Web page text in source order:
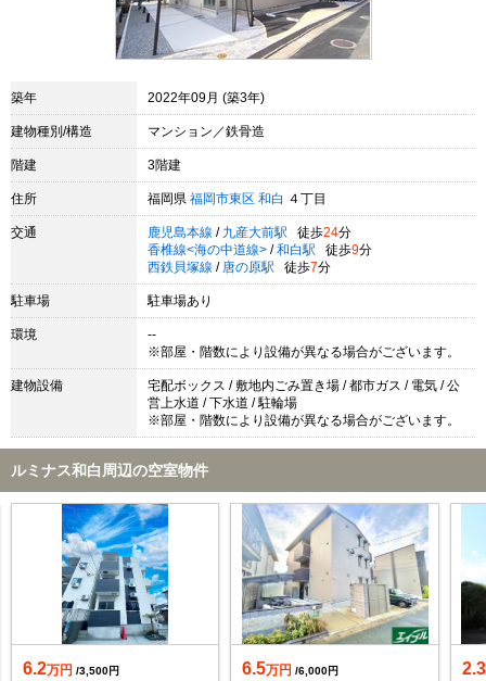
築年 2022年09月 (築3年)
建物種別/構造 マンション／鉄骨造
階建 3階建
住所 福岡県 福岡市東区 和白 ４丁目
交通 鹿児島本線 / 九産大前駅 徒歩24分
香椎線<海の中道線> / 和白駅 徒歩9分
西鉄貝塚線 / 唐の原駅 徒歩7分
駐車場 駐車場あり
環境
--
※部屋・階数により設備が異なる場合がございます。
建物設備
宅配ボックス / 敷地内ごみ置き場 / 都市ガス / 電気 / 公
営上水道 / 下水道 / 駐輪場
※部屋・階数により設備が異なる場合がございます。
ルミナス和白周辺の空室物件
6.2万円 /3,500円
6.5万円 /6,000円
2.3